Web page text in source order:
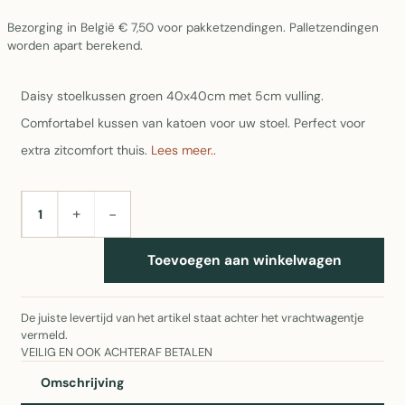
Bezorging in België € 7,50 voor pakketzendingen. Palletzendingen
worden apart berekend.
Daisy stoelkussen groen 40x40cm met 5cm vulling.
Comfortabel kussen van katoen voor uw stoel. Perfect voor
extra zitcomfort thuis. Lees meer..
AANTAL+ −
Toevoegen aan winkelwagen
De juiste levertijd van het artikel staat achter het vrachtwagentje
vermeld.
VEILIG EN OOK ACHTERAF BETALEN
Omschrijving